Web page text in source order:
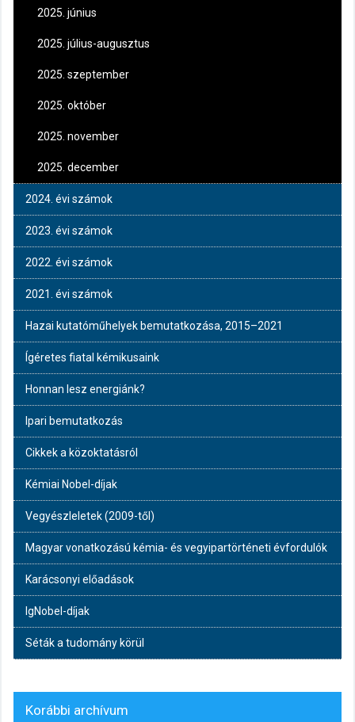
2025. június
2025. július-augusztus
2025. szeptember
2025. október
2025. november
2025. december
2024. évi számok
2023. évi számok
2022. évi számok
2021. évi számok
Hazai kutatóműhelyek bemutatkozása, 2015–2021
Ígéretes fiatal kémikusaink
Honnan lesz energiánk?
Ipari bemutatkozás
Cikkek a közoktatásról
Kémiai Nobel-díjak
Vegyészleletek (2009-től)
Magyar vonatkozású kémia- és vegyipartörténeti évfordulók
Karácsonyi előadások
IgNobel-díjak
Séták a tudomány körül
Korábbi archívum